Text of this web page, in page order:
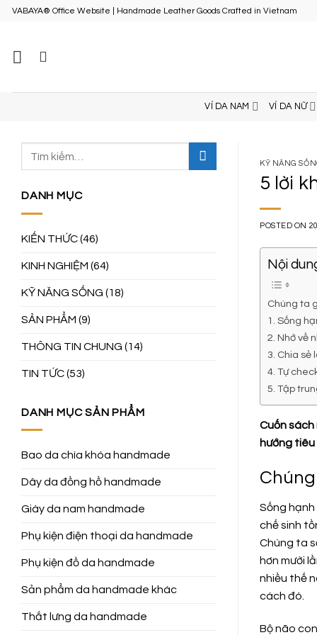
SkipVABAYA® Office Website | Handmade Leather Goods Crafted in Vietnam
VÍ DA NAM VÍ DA NỮ
DANH MỤC
KIẾN THỨC(46)
KINH NGHIỆM (64)
KỸ NĂNG SỐNG (18)
SẢN PHẨM (9)
THÔNG TIN CHUNG (14)
TIN TỨC(53)
DANH MỤC SẢN PHẨM
Bao da chìa khóa handmade
Dây da đồng hồ handmade
Giày da nam handmade
Phụ kiện điện thoại da handmade
Phụ kiện đồ da handmade
Sản phẩm da handmade khác
Thắt lưng da handmade
KỸ NĂNG
5 lời
POSTED ON
Nội
Chúng ta
1. Sống
2. Nhớ về
3. Chia sẻ
4. Tự
5. Tập
Cuốn sách
hướng tiêu
Sống hạnh
chế sinh
Chúng ta
hơn mười
nhiều thế
cách đó.
Bộ não